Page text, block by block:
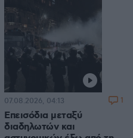
Επεισόδια μεταξύ
διαδηλωτών και
07.08.2026, 04:13 1